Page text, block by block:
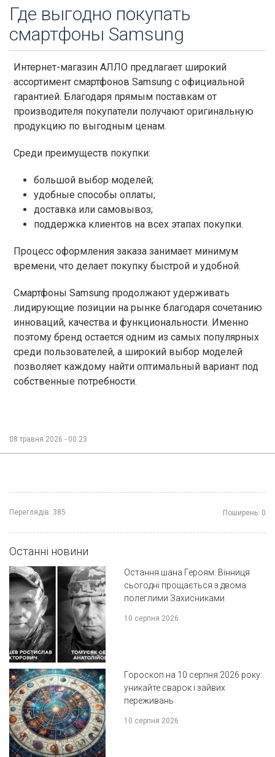
Где выгодно покупать
смартфоны Samsung
Интернет-магазин АЛЛО предлагает широкий
ассортимент смартфонов Samsung с официальной
гарантией. Благодаря прямым поставкам от
производителя покупатели получают оригинальную
продукцию по выгодным ценам.
Среди преимуществ покупки:
большой выбор моделей;
удобные способы оплаты;
доставка или самовывоз;
поддержка клиентов на всех этапах покупки.
Процесс оформления заказа занимает минимум
времени, что делает покупку быстрой и удобной.
Смартфоны Samsung продолжают удерживать
лидирующие позиции на рынке благодаря сочетанию
инноваций, качества и функциональности. Именно
поэтому бренд остается одним из самых популярных
среди пользователей, а широкий выбор моделей
позволяет каждому найти оптимальный вариант под
собственные потребности.
08 травня 2026 - 00:23
Переглядів: 385 Поширень: 0
Останні новини
Остання шана Героям: Вінниця
сьогодні прощається з двома
полеглими Захисниками
10 серпня 2026
Гороскоп на 10 серпня 2026 року:
уникайте сварок і зайвих
переживань
10 серпня 2026